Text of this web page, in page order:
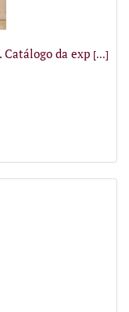
Catálogo da exp [...]